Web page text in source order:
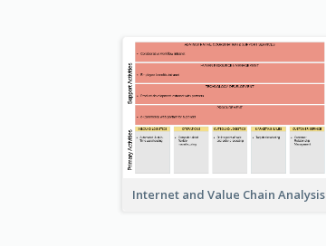
Internet and Value Chain Analysis